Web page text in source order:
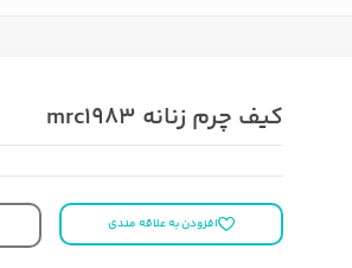
کیف چرم زنانه mrc1983
افزودن به علاقه مندی